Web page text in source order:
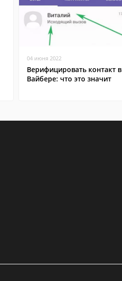
04 июня 2022
Верифицировать контакт в
Вайбере: что это значит